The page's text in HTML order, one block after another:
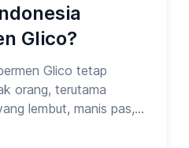
Glico?
Glico tetap
orang, terutama
lembut, manis pas,